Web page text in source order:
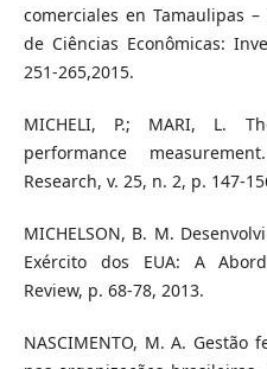
comerciales en Tamaulipas
de Ciências Econômicas:
251-265,2015.
MICHELI, P.; MARI, L.
performance
Research, v. 25, n. 2, p. 147-
MICHELSON, B. M.
Exército dos EUA: A
Review, p. 68-78, 2013.
NASCIMENTO, M. A.